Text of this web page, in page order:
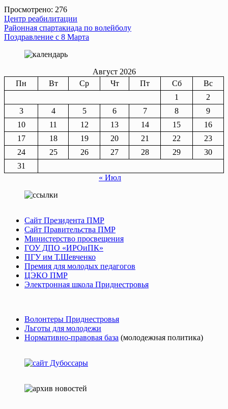
Просмотрено: 276
Центр реабилитации
Навигация
по
записям
Районная спартакиада по волейболу
Поздравление с 8 Марта
Август 2026
Пн
Вт Ср Чт Пт Сб
Вс
1
2
3
4 5 6 7 8
9
10
11 12 13 14 15
16
17
18 19 20 21 22
23
24
25 26 27 28 29
30
31
« Июл
Сайт Президента ПМР
Сайт Правительства ПМР
Министерство просвещения
ГОУ ДПО «ИРОиПК»
ПГУ им Т.Шевченко
Премия для молодых педагогов
ЦЭКО ПМР
Электронная школа Приднестровья
Волонтеры Приднестровья
Льготы для молодежи
Нормативно-правовая база (молодежная политика)